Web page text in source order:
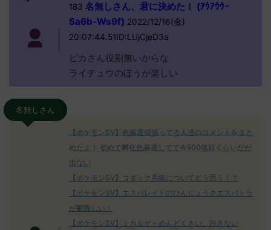
183 名無しさん、君に決めた！ (ｱｳｱｳｳｰ
Sa6b-Ws9f) 2022/12/16(金)
20:07:44.51ID:LUjCjeD3a
ピカさん役割無いからな
ライチュウのほうが楽しい
名無しさん
【ポケモンSV】色厳選頑張ってる人達のコメントをまと
めたよ！ 初めて孵化色厳選してて今500体目くらいだが
出ない
【ポケモンSV】コダック系統についてどう思う！？
【ポケモンSV】エスバレイドのびんじょうクエスパトラ
が鬱陶しい！
【ポケモンSV】ミカルゲ＝めんどくさい、許さない